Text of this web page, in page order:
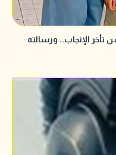
10 سنوات من تأخر الإنجاب.. ورسالته